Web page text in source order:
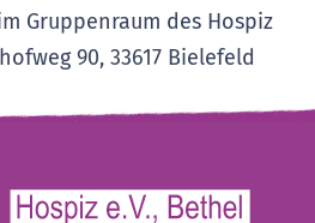
Gruppenraum des Hospiz
90, 33617 Bielefeld